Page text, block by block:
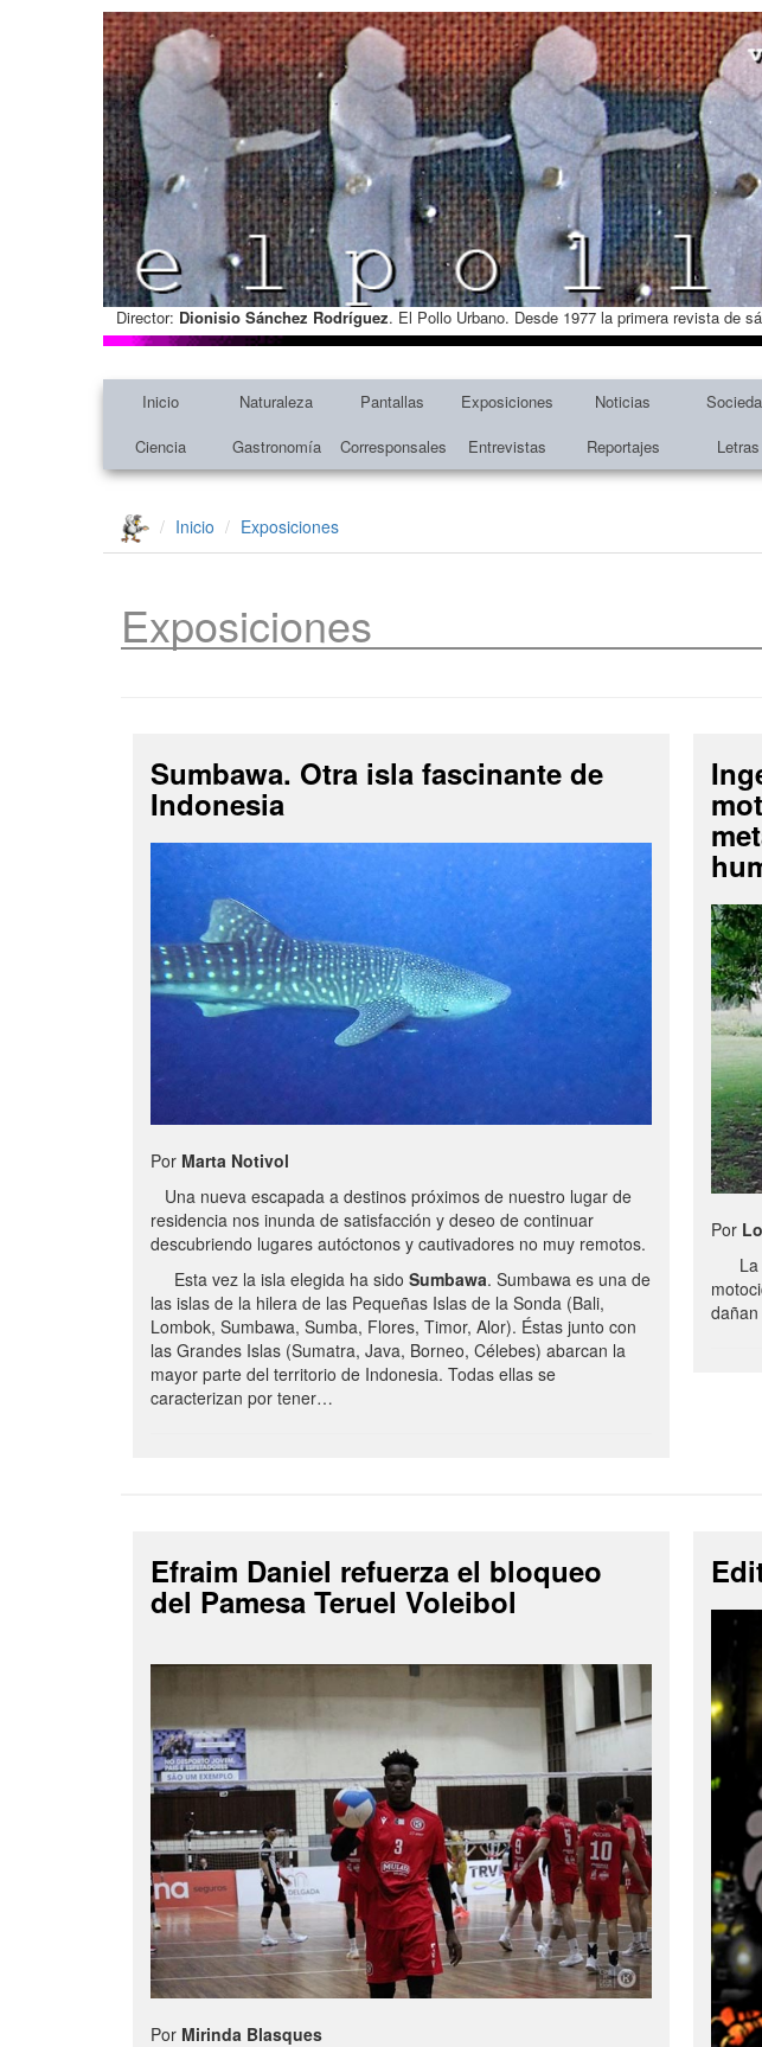
Director: Dionisio Sánchez Rodríguez. El Pollo Urbano. Desde 1977 la primera revista de
Inicio Naturaleza Pantallas Exposiciones Noticias
Ciencia
Gastronomía Corresponsales Entrevistas Reportajes Letras
Inicio Exposiciones
Exposiciones
Sumbawa. Otra isla fascinante de
Indonesia
Por Marta Notivol
Una nueva escapada a destinos próximos de nuestro lugar de
residencia nos inunda de satisfacción y deseo de continuar
descubriendo lugares autóctonos y cautivadores no muy remotos.
Esta vez la isla elegida ha sido Sumbawa. Sumbawa es una de
las islas de la hilera de las Pequeñas Islas de la Sonda (Bali,
Lombok, Sumbawa, Sumba, Flores, Timor, Alor). Éstas junto con
las Grandes Islas (Sumatra, Java, Borneo, Célebes) abarcan la
mayor parte del territorio de Indonesia. Todas ellas se
caracterizan por tener…
Por
La
Efraim Daniel refuerza el bloqueo
del Pamesa Teruel Voleibol
Por Mirinda Blasques